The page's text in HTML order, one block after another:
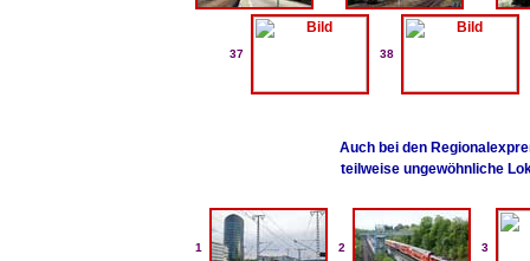
37 38
Auch bei den
teilweise ungewöhnliche
1 2 3